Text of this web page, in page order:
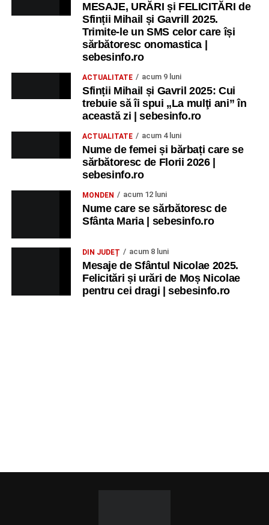
MESAJE, URĂRI și FELICITĂRI de
Sfinții Mihail și Gavrill 2025.
Trimite-le un SMS celor care își
sărbătoresc onomastica |
sebesinfo.ro
ACTUALITATE acum 9 luni
Sfinții Mihail și Gavril 2025: Cui
trebuie să îi spui „La mulţi ani” în
această zi | sebesinfo.ro
ACTUALITATE acum 4 luni
Nume de femei și bărbați care se
sărbătoresc de Florii 2026 |
sebesinfo.ro
MONDEN acum 12 luni
Nume care se sărbătoresc de
Sfânta Maria | sebesinfo.ro
DIN JUDEȚ acum 8 luni
Mesaje de Sfântul Nicolae 2025.
Felicitări și urări de Moș Nicolae
pentru cei dragi | sebesinfo.ro